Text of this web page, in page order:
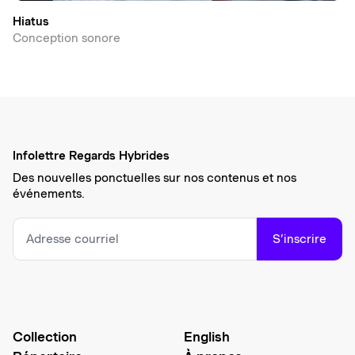
Hiatus
Conception sonore
Infolettre Regards Hybrides
Des nouvelles ponctuelles sur nos contenus et nos
événements.
S’inscrire
Collection
English